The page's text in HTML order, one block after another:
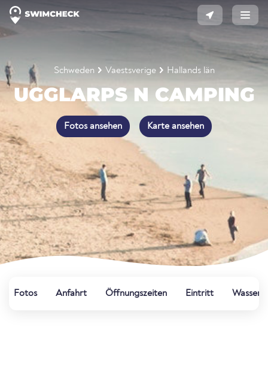
Schweden Vaestsverige Hallands län
UGGLARPS N CAMPING
Fotos ansehen Karte ansehen
Fotos Anfahrt Öffnungszeiten Eintritt